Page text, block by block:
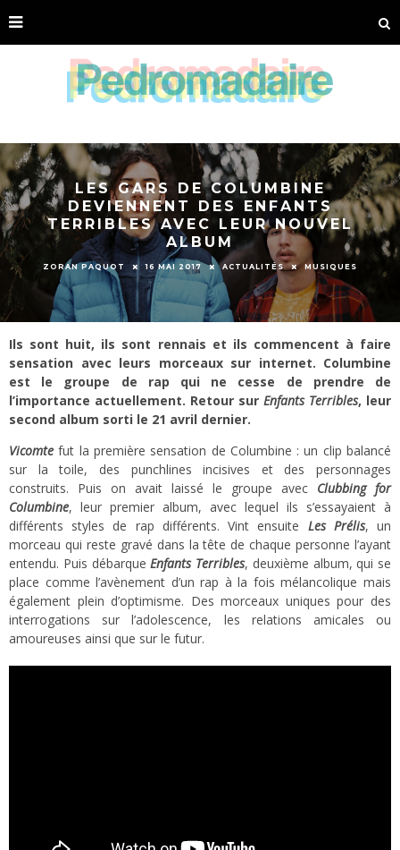
LES GARS DE COLUMBINE
DEVIENNENT DES ENFANTS
TERRIBLES AVEC LEUR NOUVEL
ALBUM
ZORAN PAQUOT 16 MAI 2017 ACTUALITÉS MUSIQUES
Ils sont huit, ils sont rennais et ils commencent à faire
sensation avec leurs morceaux sur internet. Columbine
est le groupe de rap qui ne cesse de prendre de
l’importance actuellement. Retour sur Enfants Terribles, leur
second album sorti le 21 avril dernier.
Vicomte fut la première sensation de Columbine : un clip balancé
sur la toile, des punchlines incisives et des personnages
construits. Puis on avait laissé le groupe avec Clubbing for
Columbine, leur premier album, avec lequel ils s’essayaient à
différents styles de rap différents. Vint ensuite Les Prélis, un
morceau qui reste gravé dans la tête de chaque personne l’ayant
entendu. Puis débarqueEnfants Terribles, deuxième album, qui se
place comme l’avènement d’un rap à la fois mélancolique mais
également plein d’optimisme. Des morceaux uniques pour des
interrogations sur l’adolescence, les relations amicales ou
amoureuses ainsi que sur le futur.